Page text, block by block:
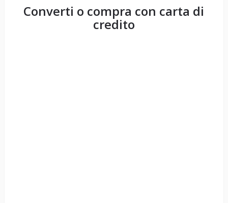
Converti o compra con carta di
credito